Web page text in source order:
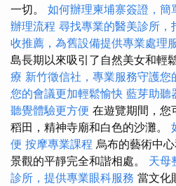
一切。 如何辦理柬埔寨簽證，簡
辦理流程 尋找專業的醫美診所，
收推薦，為舊設備提供專業處理
島長期以來吸引了自然美女和輕
療 新竹徵信社，專業服務守護您
您的會議更加輕鬆愉快 藍芽助聽
聽覺體驗更方便 在遊覽期間，您
稻田，精神寺廟和白色的沙灘。
便 按摩專業課程 烏布的藝術中
景觀的平靜完全和諧相處。 天母
診所，提供專業眼科服務 當文化